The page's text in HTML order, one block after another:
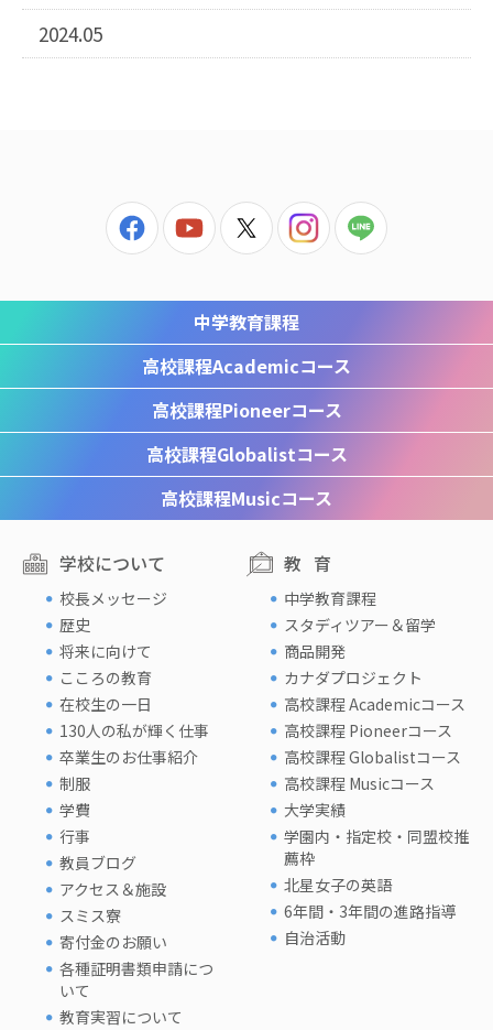
2024.05
中学教育課程
高校課程Academicコース
高校課程Pioneerコース
高校課程Globalistコース
高校課程Musicコース
学校について
校長メッセージ
歴史
将来に向けて
こころの教育
在校生の一日
130人の私が輝く仕事
卒業生のお仕事紹介
制服
学費
行事
教員ブログ
アクセス＆施設
スミス寮
寄付金のお願い
各種証明書類申請につ
いて
教育実習について
教育
中学教育課程
スタディツアー＆留学
商品開発
カナダプロジェクト
高校課程 Academicコース
高校課程 Pioneerコース
高校課程 Globalistコース
高校課程 Musicコース
大学実績
学園内・指定校・同盟校推
薦枠
北星女子の英語
6年間・3年間の進路指導
自治活動